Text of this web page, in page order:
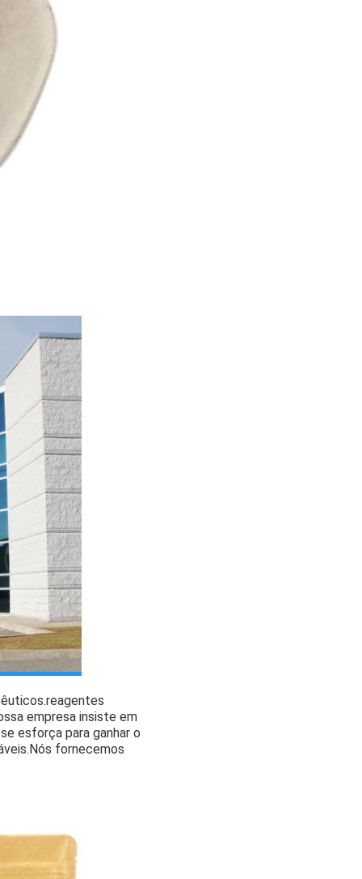
empresa insiste em
esforça para ganhar o
fornecemos